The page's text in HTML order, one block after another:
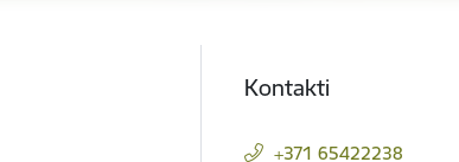
Kontakti
+371 65422238